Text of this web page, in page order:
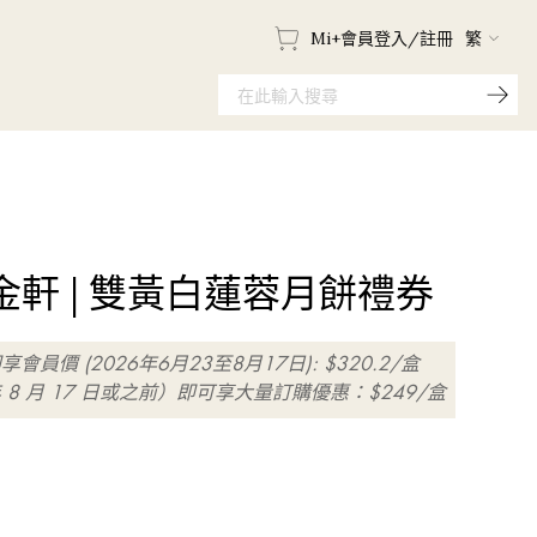
Mi+會員登入/註冊 繁
軒 | 雙黃白蓮蓉月餅禮券
享會員價 (2026年6月23至8月17日): $320.2/盒
月 17 日或之前）即可享大量訂購優惠：$249/盒